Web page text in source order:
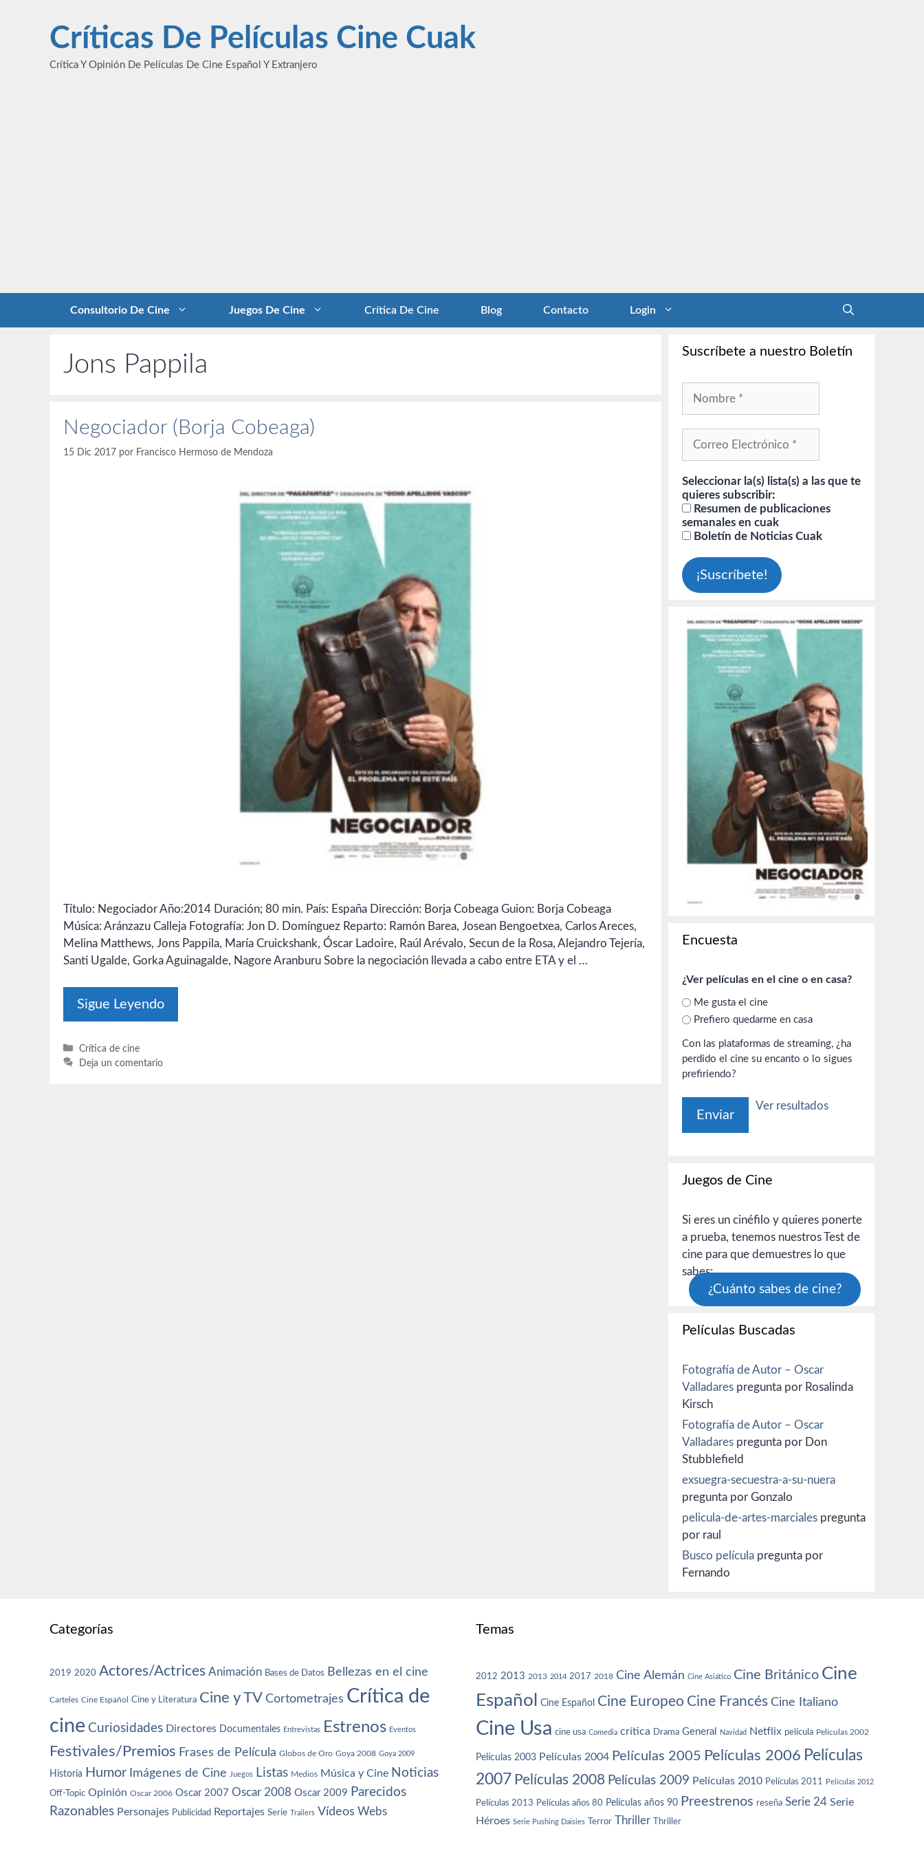
contenidoCríticas De Películas Cine Cuak
Crítica Y Opinión De Películas De Cine Español Y Extranjero
Consultorio De Cine Juegos De Cine Crítica De Cine Blog Contacto Login
Jons Pappila
Negociador (Borja Cobeaga)
15 Dic 2017 por Francisco Hermoso de Mendoza
Título: Negociador Año:2014 Duración; 80 min. País: España Dirección: Borja Cobeaga Guion: Borja Cobeaga
Música: Aránzazu Calleja Fotografía: Jon D. Domínguez Reparto: Ramón Barea, Josean Bengoetxea, Carlos Areces,
Melina Matthews, Jons Pappila, María Cruickshank, Óscar Ladoire, Raúl Arévalo, Secun de la Rosa, Alejandro Tejería,
Santi Ugalde, Gorka Aguinagalde, Nagore Aranburu Sobre la negociación llevada a cabo entre ETA y el …
Sigue Leyendo
Categorías
Crítica de cine
Deja un comentario
Suscríbete a nuestro Boletín
Seleccionar la(s) lista(s) a las que te
quieres subscribir:
Resumen de publicaciones
semanales en cuak
Boletín de Noticias Cuak
Encuesta
¿Ver películas en el cine o en casa?
Me gusta el cine
Prefiero quedarme en casa
Con las plataformas de streaming, ¿ha
perdido el cine su encanto o lo sigues
prefiriendo?
Ver resultados
Juegos de Cine
Si eres un cinéfilo y quieres ponerte
a prueba, tenemos nuestros Test de
cine para que demuestres lo que
sabes:
¿Cuánto sabes de cine?
Películas Buscadas
Fotografía de Autor – Oscar
Valladares pregunta por Rosalinda
Kirsch
Fotografía de Autor – Oscar
Valladares pregunta por Don
Stubblefield
exsuegra-secuestra-a-su-nuera
pregunta por Gonzalo
pelicula-de-artes-marciales pregunta
por raul
Busco película pregunta por
Fernando
Categorías
2019 2020 Actores/Actrices Animación Bases de Datos Bellezas en el cine
Carteles Cine Español Cine y Literatura Cine y TV Cortometrajes Crítica de
cine Curiosidades Directores Documentales Entrevistas Estrenos Eventos
Festivales/Premios Frases de Película Globos de Oro Goya 2008 Goya 2009
Historia Humor Imágenes de Cine Juegos Listas Medios Música y Cine Noticias
Off-Topic Opinión Oscar 2006 Oscar 2007 Oscar 2008 Oscar 2009 Parecidos
Razonables Personajes Publicidad Reportajes Serie Trailers Vídeos Webs
Temas
2012 2013 2013 2014 2017 2018 Cine Alemán Cine Asiático Cine Británico Cine
Español
Cine Español Cine Europeo Cine Francés Cine Italiano
Cine Usa cine usa Comedia crítica Drama General Navidad Netflix película Películas 2002
Películas 2003 Películas 2004 Películas 2005 Películas 2006 Películas
2007 Películas 2008 Películas 2009 Películas 2010 Películas 2011 Películas 2012
Películas 2013 Películas años 80 Películas años 90 Preestrenos reseña Serie 24 Serie
Héroes Serie Pushing Daisies Terror Thriller Thriller